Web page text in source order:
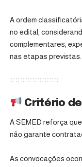
A ordem
no edital,
complementares,
nas etapas previstas.
Critério
A SEMED reforça
não garante
As convocações